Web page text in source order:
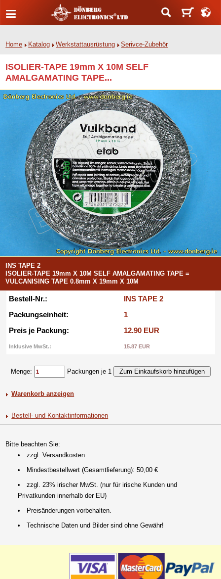
Home Katalog Werkstattausrüstung Serivce-Zubehör
ISOLIER-TAPE 19mm X 10M SELF
AMALGAMATING TAPE...
INS TAPE 2
ISOLIER-TAPE 19mm X 10M SELF AMALGAMATING TAPE =
VULCANISING TAPE 0.8mm X 19mm X 10M
Bestell-Nr.:
INS TAPE 2
Packungseinheit:
1
Preis je Packung:
12.90 EUR
Inklusive MwSt.: 15.87 EUR
Menge: Packungen je 1
Warenkorb anzeigen
Bestell- und Kontaktinformationen
Bitte beachten Sie:
zzgl. Versandkosten
Mindestbestellwert (Gesamtlieferung): 50,00 €
zzgl. 23% irischer MwSt. (nur für irische Kunden und
Privatkunden innerhalb der EU)
Preisänderungen vorbehalten.
Technische Daten und Bilder sind ohne Gewähr!